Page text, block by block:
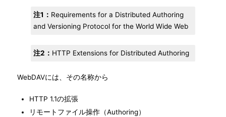
注1： Requirements for a Distributed Authoring
and Versioning Protocol for the World Wide Web
注2： HTTP Extensions for Distributed Authoring
WebDAVには、その名称から
HTTP 1.1の拡張
リモートファイル操作（Authoring）